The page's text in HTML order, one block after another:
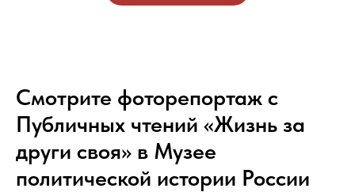
Смотрите фоторепортаж с
Публичных чтений «Жизнь за
други своя» в Музее
политической истории России